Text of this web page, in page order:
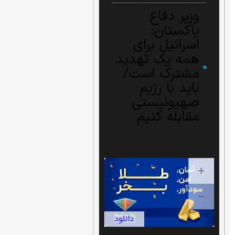
وزیر دفاع
پاکستان:
اسرائیل برای
همه یک تهدید
مشترک است/
باید با رژیم
صهیونیستی
مقابله کنیم
دانلود